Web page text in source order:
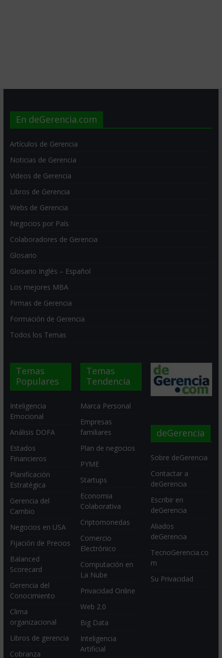
En deGerencia.com
Artículos de Gerencia
Noticias de Gerencia
Videos de Gerencia
Libros de Gerencia
Webs de Gerencia
Negocios por País
Colaboradores de Gerencia
Glosario
Glosario Inglés – Español
Los mejores MBA
Firmas de Gerencia
Formación de Gerencia
Todos los Temas
Temas
Populares
Inteligencia
Emocional
Análisis DOFA
Estados
Financieros
Planificación
Estratégica
Gerencia del
Cambio
Negocios en USA
Fijación de Precios
Balanced
Scorecard
Gerencia del
Conocimiento
Clima
organizacional
Libros de gerencia
Cobranza
Temas
Tendencia
Marca Personal
Empresas
familiares
Plan de negocios
PYME
Startups
Economia
Colaborativa
Criptomonedas
Comercio
Electrónico
Computación en
La Nube
Privacidad Online
Web 2.0
Big Data
Inteligencia
Artificial
deGerencia
Sobre deGerencia
Contactar a
deGerencia
Escribir en
deGerencia
Aliados
deGerencia
TecnoGerencia.co
m
Su Privacidad